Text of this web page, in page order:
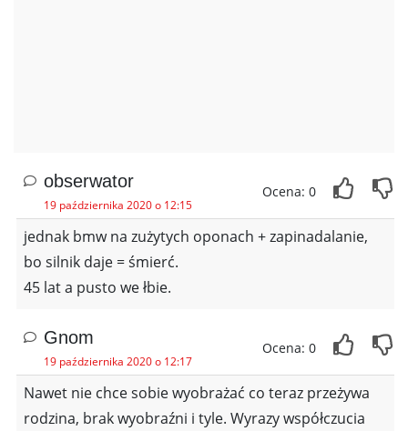
obserwator
19 października 2020 o 12:15
Ocena: 0
jednak bmw na zużytych oponach + zapinadalanie,
bo silnik daje = śmierć.
45 lat a pusto we łbie.
Gnom
19 października 2020 o 12:17
Ocena: 0
Nawet nie chce sobie wyobrażać co teraz przeżywa
rodzina, brak wyobraźni i tyle. Wyrazy współczucia